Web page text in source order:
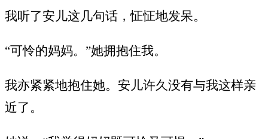
我听了安儿这几句话，怔怔地发呆。
“可怜的妈妈。”她拥抱住我。
我亦紧紧地抱住她。安儿许久没有与我这样亲
近了。